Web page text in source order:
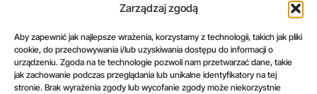
Zarządzaj zgodą
Aby zapewnić jak najlepsze wrażenia, korzystamy z technologii, takich jak pliki
cookie, do przechowywania i/lub uzyskiwania dostępu do informacji o
urządzeniu. Zgoda na te technologie pozwoli nam przetwarzać dane, takie
jak zachowanie podczas przeglądania lub unikalne identyfikatory na tej
stronie. Brak wyrażenia zgody lub wycofanie zgody może niekorzystnie
Prawo do odstąpienia od umowy